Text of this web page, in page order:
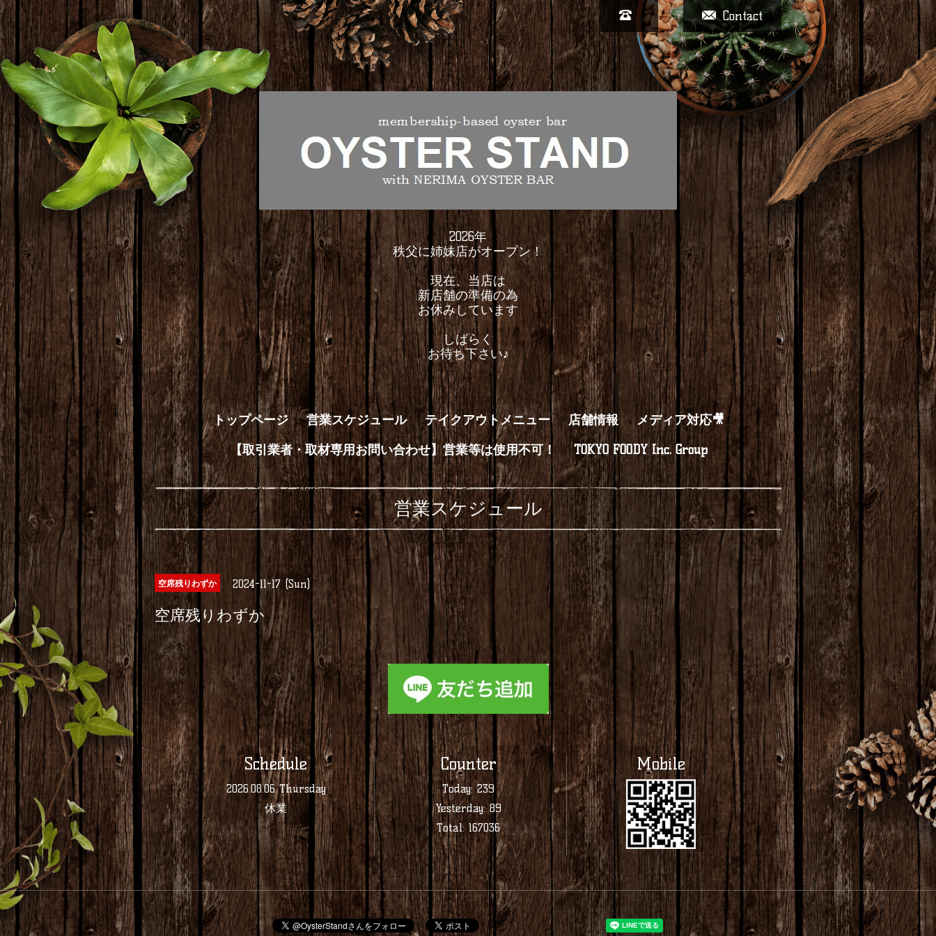
Contact
2026年
秩父に姉妹店がオープン！
現在、当店は
新店舗の準備の為
お休みしています
しばらく
お待ち下さい♪
トップページ 営業スケジュール テイクアウトメニュー 店舗情報
メディア対応🎥
【取引業者・取材専用お問い合わせ】営業等は使用不可！
TOKYO FOODY Inc. Group
営業スケジュール
空席残りわずか 2024-11-17 (Sun)
空席残りわずか
Schedule
2026.08.06 Thursday
休業
Counter
Today:239
Yesterday:89
Total:167036
Mobile